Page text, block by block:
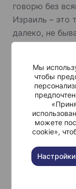
Мы
чтобы
можете
cookie»,
говорю без
Израиль – это
далеко, не
расстояний,
Наряду с
Израиле, я
Габриэля,
Ловро,
мощной
помогло мне